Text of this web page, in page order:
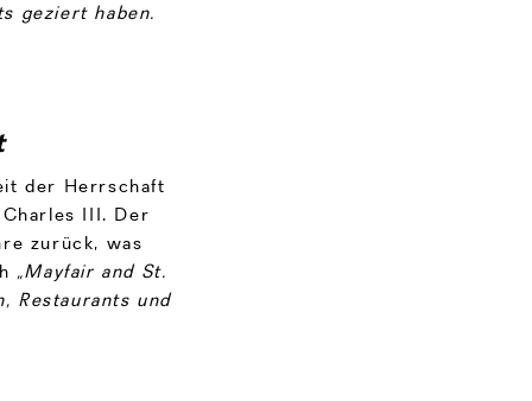
geziert haben.
der Herrschaft
III. Der
zurück, was
„Mayfair and St.
Restaurants und